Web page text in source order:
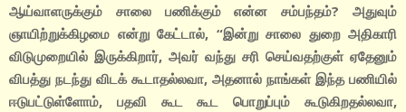
ஆய்வாளருக்கும் சாலை பணிக்கும் என்ன சம்பந்தம்? அதுவும்
ஞாயிற்றுக்கிழமை என்று கேட்டால், “இன்று சாலை துறை அதிகாரி
விடுமுறையில் இருக்கிறார், அவர் வந்து சரி செய்வதற்குள் ஏதேனும்
விபத்து நடந்து விடக் கூடாதல்லவா, அதனால் நாங்கள் இந்த பணியில்
ஈடுபட்டுள்ளோம், பதவி கூட கூட பொறுப்பும் கூடுகிறதல்லவா,